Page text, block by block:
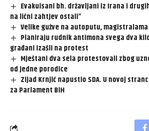
Evakuisani bh. državljani iz Irana i
na lični zahtjev ostali”
Velike gužve na autoputu,
Planiraju rudnik antimona svega dva
građani izašli na protest
Mještani dva sela protestovali zbog
od jedne porodice
Zijad Krnjić napustio SDA. U novoj
za Parlament BiH